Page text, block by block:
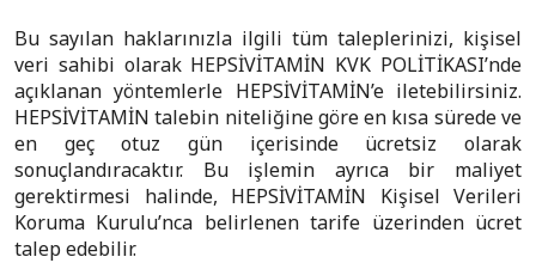
Bu sayılan haklarınızla ilgili tüm taleplerinizi, kişisel
veri sahibi olarak HEPSİVİTAMİN KVK POLİTİKASI’nde
açıklanan yöntemlerle HEPSİVİTAMİN’e iletebilirsiniz.
HEPSİVİTAMİN talebin niteliğine göre en kısa sürede ve
en geç otuz gün içerisinde ücretsiz olarak
sonuçlandıracaktır. Bu işlemin ayrıca bir maliyet
gerektirmesi halinde, HEPSİVİTAMİN Kişisel Verileri
Koruma Kurulu’nca belirlenen tarife üzerinden ücret
talep edebilir.